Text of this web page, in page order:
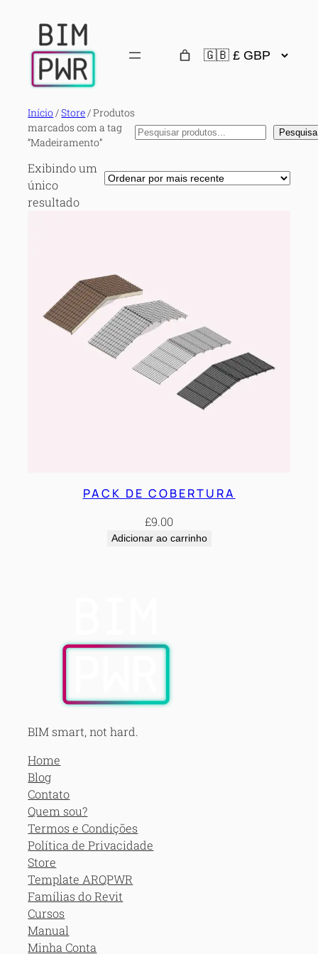
Início/Store/ Produtos
marcados com a tag
“Madeiramento”
Pesquisa Pesquisa
Exibindo um
único
resultado
PACK DE COBERTURA
£9.00
Adicionar ao carrinho
BIM smart, not hard.
Home
Blog
Contato
Quem sou?
Termos e Condições
Política de Privacidade
Store
Template ARQPWR
Famílias do Revit
Cursos
Manual
Minha Conta